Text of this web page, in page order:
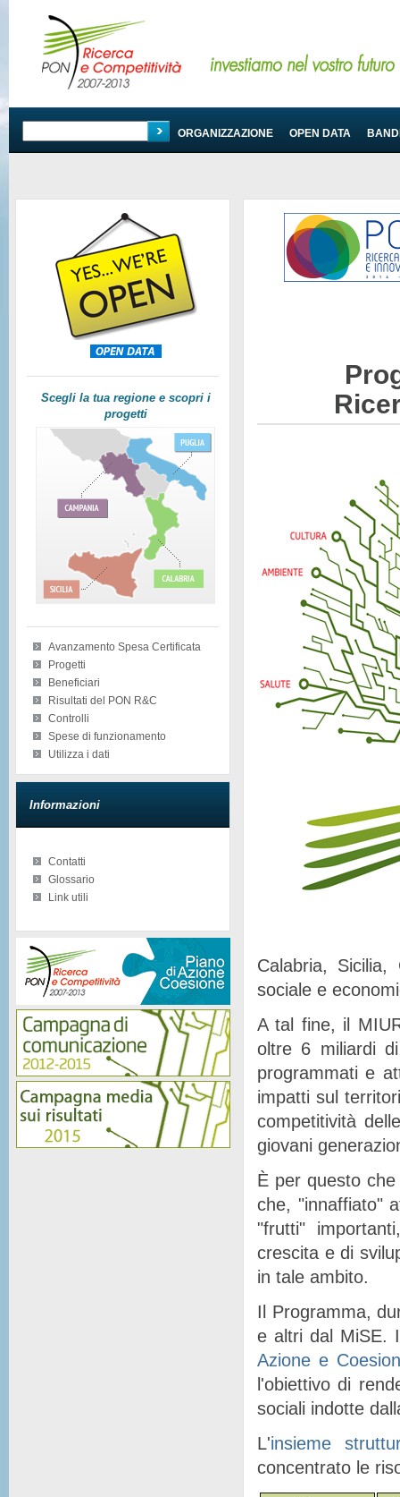
PROGRAMMA ORGANIZZAZIONE OPEN DATA
Scegli la tua regione e scopri i
progetti
Avanzamento Spesa Certificata
Progetti
Beneficiari
Risultati del PON R&C
Controlli
Spese di funzionamento
Utilizza i dati
Informazioni
Contatti
Glossario
Link utili
Calabria, Sicilia,
sociale e
A tal fine, il
oltre 6 miliardi
programmati e
impatti sul
competitività
giovani
È per questo
che, "innaffiato"
"frutti"
crescita e di
in tale ambito.
Il Programma,
e altri dal MiSE.
Azione e
l'obiettivo di
sociali indotte
L'insieme
concentrato le